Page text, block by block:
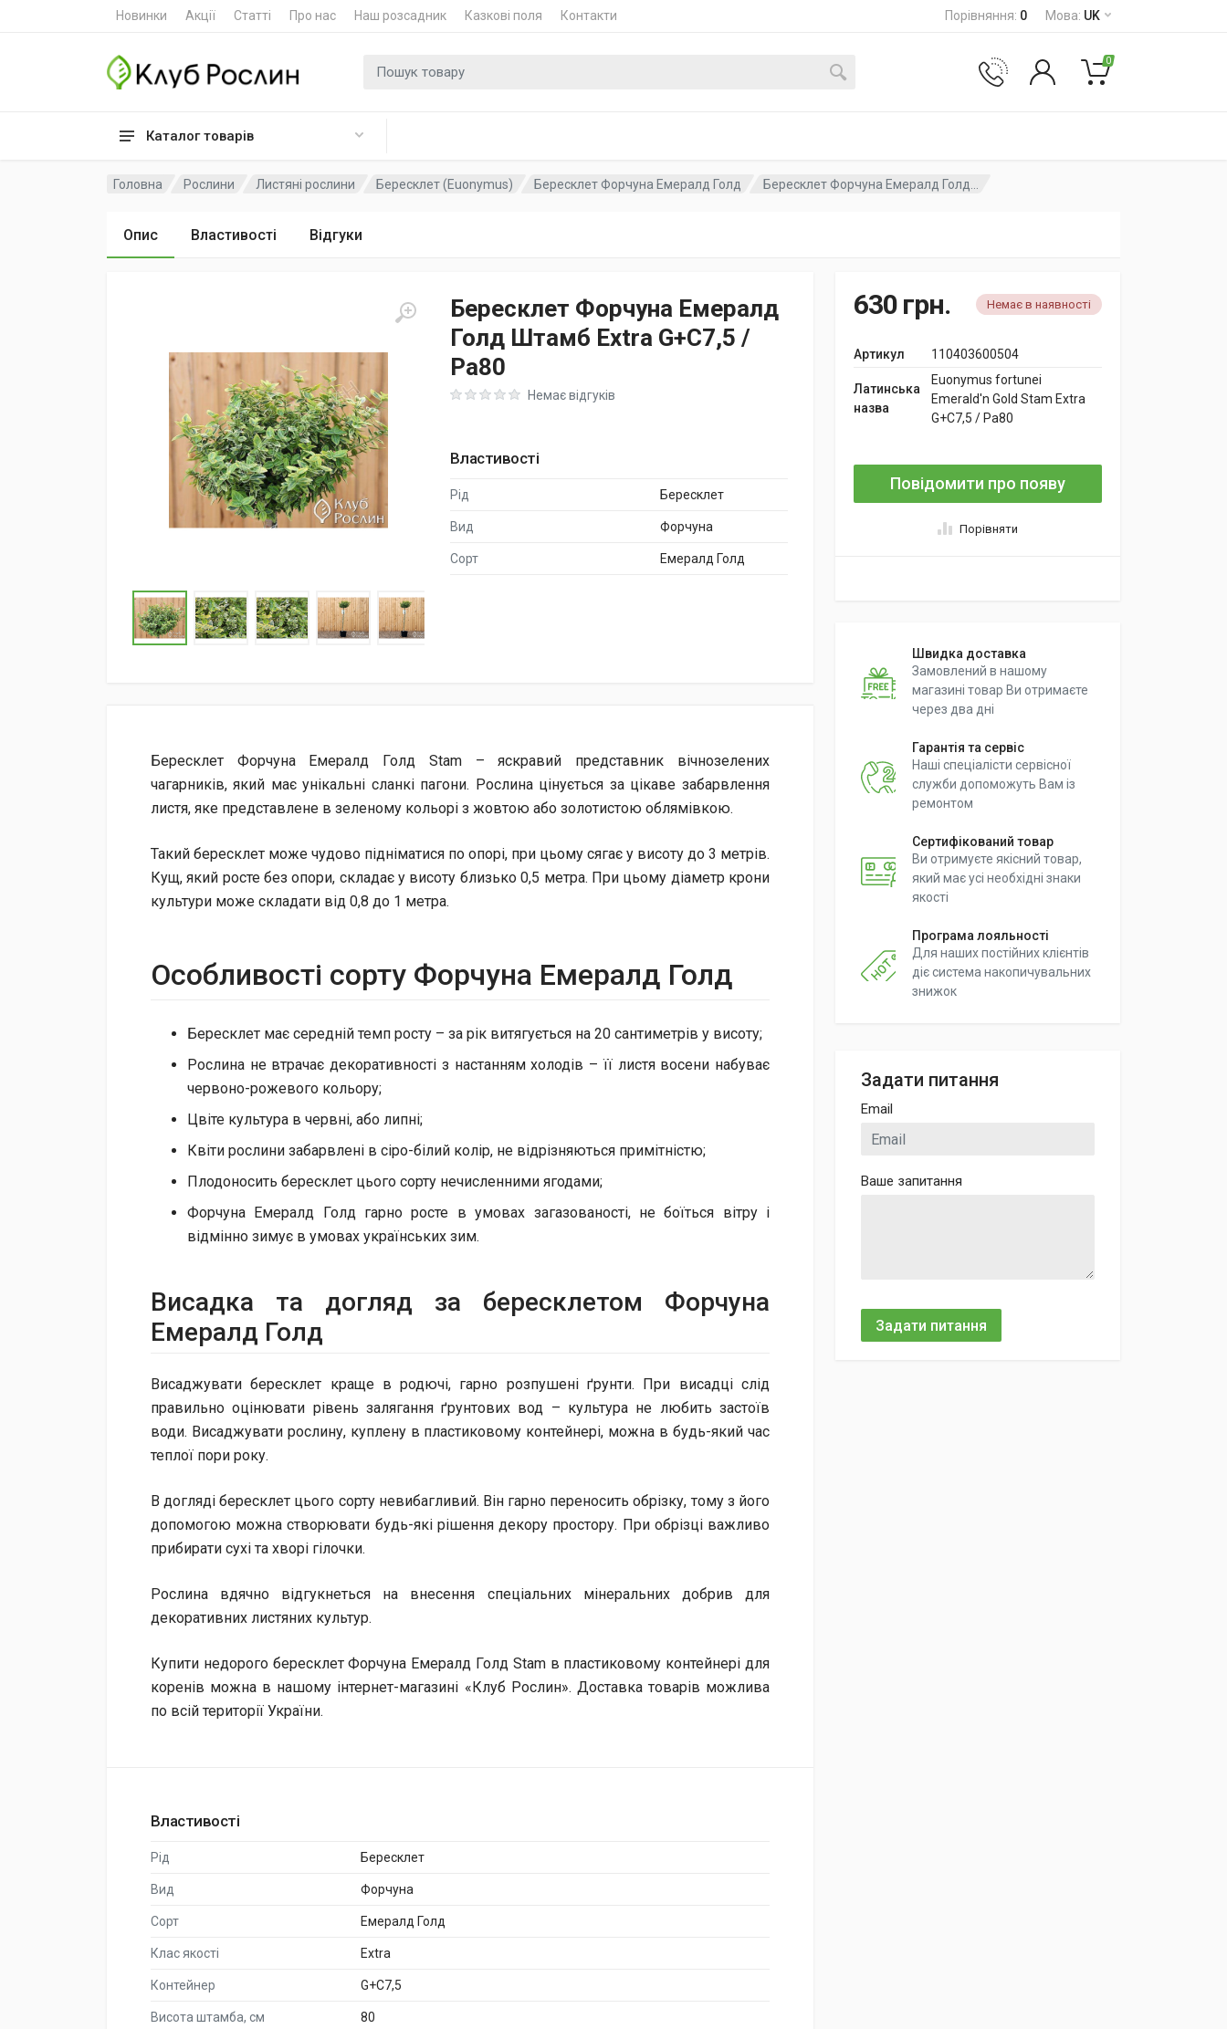
Новинки Акції Статті Про нас Наш розсадник Казкові поля Контакти Порівняння: 0 Мова: UK
Каталог товарів
Пошук для 0
Головна Рослини Листяні рослини Бересклет (Euonymus) Бересклет Форчуна Емералд Голд Бересклет Форчуна Емералд Голд...
Опис Властивості Відгуки
Бересклет Форчуна Емералд
Голд Штамб Extra G+C7,5 /
Pa80
Rating: 0 out of 5Немає відгуків
Властивості
Рід Бересклет
Вид Форчуна
Сорт Емералд Голд
630 грн. Немає в наявності
Артикул 110403600504
Латинська
назва
Euonymus fortunei
Emerald'n Gold Stam Extra
G+C7,5 / Pa80
Повідомити про появу
Порівняти
Швидка доставка
Замовлений в нашому
магазині товар Ви отримаєте
через два дні
Гарантія та сервіс
Наші спеціалісти сервісної
служби допоможуть Вам із
ремонтом
Сертифікований товар
Ви отримуєте якісний товар,
який має усі необхідні знаки
якості
Програма лояльності
Для наших постійних клієнтів
діє система накопичувальних
знижок
Задати питання
Email
Ваше запитання
Задати питання
Бересклет Форчуна Емералд Голд Stam – яскравий представник вічнозелених
чагарників, який має унікальні сланкі пагони. Рослина цінується за цікаве забарвлення
листя, яке представлене в зеленому кольорі з жовтою або золотистою облямівкою.
Такий бересклет може чудово підніматися по опорі, при цьому сягає у висоту до 3 метрів.
Кущ, який росте без опори, складає у висоту близько 0,5 метра. При цьому діаметр крони
культури може складати від 0,8 до 1 метра.
Особливості сорту Форчуна Емералд Голд
Бересклет має середній темп росту – за рік витягується на 20 сантиметрів у висоту;
Рослина не втрачає декоративності з настанням холодів – її листя восени набуває
червоно-рожевого кольору;
Цвіте культура в червні, або липні;
Квіти рослини забарвлені в сіро-білий колір, не відрізняються примітністю;
Плодоносить бересклет цього сорту нечисленними ягодами;
Форчуна Емералд Голд гарно росте в умовах загазованості, не боїться вітру і
відмінно зимує в умовах українських зим.
Висадка та догляд за бересклетом Форчуна
Емералд Голд
Висаджувати бересклет краще в родючі, гарно розпушені ґрунти. При висадці слід
правильно оцінювати рівень залягання ґрунтових вод – культура не любить застоїв
води. Висаджувати рослину, куплену в пластиковому контейнері, можна в будь-який час
теплої пори року.
В догляді бересклет цього сорту невибагливий. Він гарно переносить обрізку, тому з його
допомогою можна створювати будь-які рішення декору простору. При обрізці важливо
прибирати сухі та хворі гілочки.
Рослина вдячно відгукнеться на внесення спеціальних мінеральних добрив для
декоративних листяних культур.
Купити недорого бересклет Форчуна Емералд Голд Stam в пластиковому контейнері для
коренів можна в нашому інтернет-магазині «Клуб Рослин». Доставка товарів можлива
по всій території України.
Властивості
Рід Бересклет
Вид Форчуна
Сорт Емералд Голд
Клас якості Extra
Контейнер G+C7,5
Висота штамба, см 80